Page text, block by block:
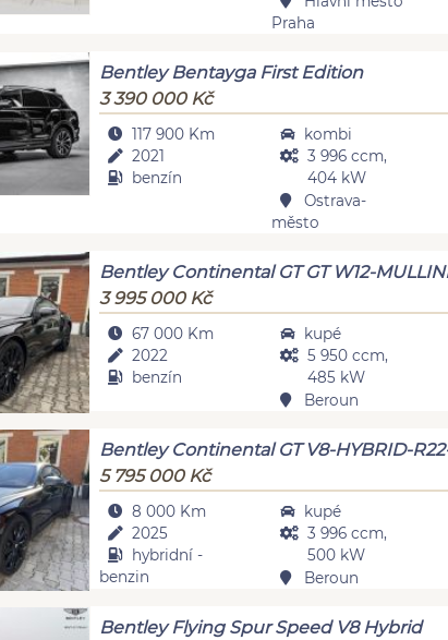
Praha
Bentley Bentayga First Edition
3 390 000 Kč
117 900 Km
2021
benzín
kombi
3 996 ccm,
404 kW
Ostrava-
město
Bentley Continental GT GT W12-
3 995 000 Kč
67 000 Km
2022
benzín
kupé
5 950 ccm,
485 kW
Beroun
Bentley Continental GT V8-HYBRID-
5 795 000 Kč
8 000 Km
2025
hybridní -
benzin
kupé
3 996 ccm,
500 kW
Beroun
Bentley Flying Spur Speed V8 Hybrid